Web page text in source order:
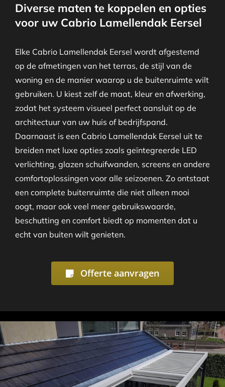
Diverse maten te koppelen en opties
voor uw Cabrio Lamellendak Eersel
Elke Cabrio Lamellendak Eersel wordt afgestemd
op de afmetingen van het terras, de stijl van de
woning en de manier waarop u de buitenruimte wilt
gebruiken. U kiest zelf de maat, kleur en afwerking,
zodat het systeem visueel perfect aansluit op de
architectuur van uw huis of bedrijfspand.
Daarnaast is een Cabrio Lamellendak Eersel uit te
breiden met luxe opties zoals geïntegreerde LED
verlichting, glazen schuifwanden, screens en andere
comfortoplossingen voor alle seizoenen. Zo ontstaat
een complete buitenruimte die niet alleen mooi
oogt, maar ook veel meer gebruikswaarde,
beschutting en comfort biedt op momenten dat u
echt van buiten wilt genieten.
Offerte aanvragen